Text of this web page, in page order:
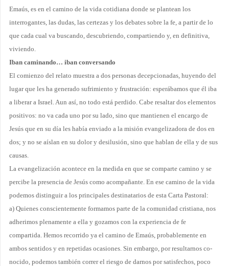
Emaús, es en el camino de la vida cotidiana donde se plantean los
interrogantes, las dudas, las certezas y los debates sobre la fe, a partir de lo
que cada cual va bus­cando, descubriendo, compartiendo y, en definitiva,
viviendo.
Iban caminando… iban conversando
El comienzo del relato muestra a dos personas decepcionadas, huyendo del
lugar que les ha gene­rado sufrimiento y frustración: esperábamos que él iba
a liberar a Israel. Aun así, no todo está per­dido. Cabe resaltar dos elementos
positivos: no va cada uno por su lado, sino que mantienen el encargo de
Jesús que en su día les había enviado a la misión evangelizadora de dos en
dos; y no se aíslan en su dolor y desilusión, sino que hablan de ella y de sus
causas.
La evangelización acontece en la medida en que se comparte camino y se
percibe la presencia de Jesús como acompañante. En ese camino de la vida
podemos distinguir a los principales destinatarios de esta Carta Pastoral:
a) Quienes conscientemente formamos parte de la comunidad cristiana, nos
adherimos plenamente a ella y gozamos con la experiencia de fe
compartida. Hemos recorrido ya el camino de Emaús, probablemente en
ambos sentidos y en repetidas ocasiones. Sin embargo, por resultarnos co­
nocido, podemos también correr el riesgo de darnos por satisfechos, poco